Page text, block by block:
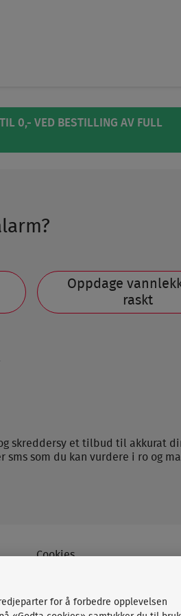
0,- VED BESTILLING AV FULL
Oppdage
raskt
skreddersy et tilbud til akkurat
som du kan vurdere i ro og
Cookies
for å forbedre opplevelsen